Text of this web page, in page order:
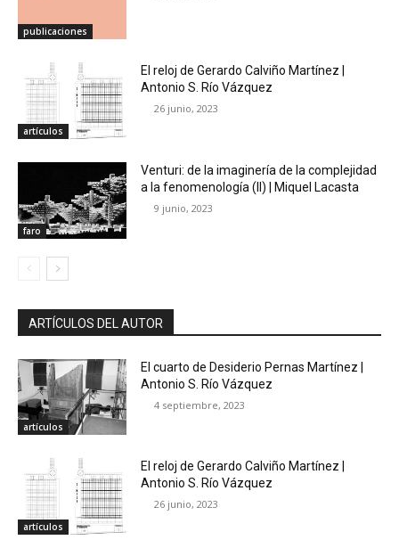
publicaciones
artículos
El reloj de Gerardo Calviño Martínez |
Antonio S. Río Vázquez
26 junio, 2023
faro
Venturi: de la imaginería de la complejidad
a la fenomenología (II) | Miquel Lacasta
9 junio, 2023
ARTÍCULOS DEL AUTOR
artículos
El cuarto de Desiderio Pernas Martínez |
Antonio S. Río Vázquez
4 septiembre, 2023
artículos
El reloj de Gerardo Calviño Martínez |
Antonio S. Río Vázquez
26 junio, 2023